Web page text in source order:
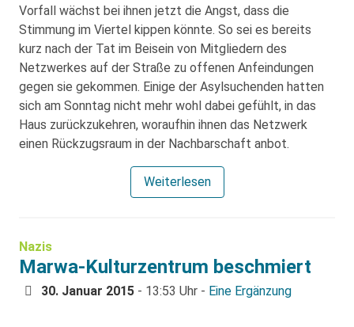
Vorfall wächst bei ihnen jetzt die Angst, dass die
Stimmung im Viertel kippen könnte. So sei es bereits
kurz nach der Tat im Beisein von Mitgliedern des
Netzwerkes auf der Straße zu offenen Anfeindungen
gegen sie gekommen. Einige der Asylsuchenden hatten
sich am Sonntag nicht mehr wohl dabei gefühlt, in das
Haus zurückzukehren, woraufhin ihnen das Netzwerk
einen Rückzugsraum in der Nachbarschaft anbot.
Weiterlesen
Nazis
Marwa-Kulturzentrum beschmiert
30. Januar 2015 - 13:53 Uhr - Eine Ergänzung